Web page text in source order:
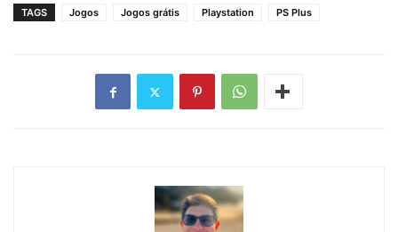
TAGS
Jogos Jogos grátis Playstation PS Plus